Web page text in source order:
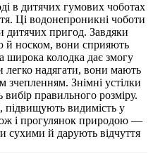
в дитячих гумових чоботах
Ці водонепроникні чоботи
дитячих пригод. Завдяки
й носком, вони сприяють
колодка дає змогу
легко надягати, вони мають
зчепленням. Знімні устілки
правильного розміру.
підвищують видимість у
і прогулянок природою —
сухими й дарують відчуття